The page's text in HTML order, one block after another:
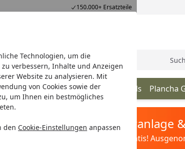
Technologien, um die
verbessern, Inhalte und Anzeigen
Website zu analysieren. Mit
von Cookies sowie der
um Ihnen ein bestmögliches
den Cookie-Einstellungen anpassen
150.000+ Ersatzteile
Tricks Suche
Elektrogrill Pelletgrill Kamado Grills Plancha
inkl. gratis Sandfilteranlage
im Sorglos-Paket: Filter&Pflege gratis!